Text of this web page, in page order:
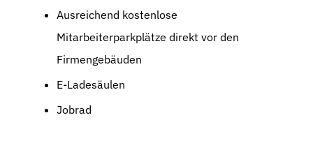
Ausreichend kostenlose
Mitarbeiterparkplätze direkt vor den
Firmengebäuden
E-Ladesäulen
Jobrad